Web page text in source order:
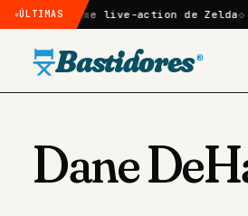
ÚLTIMAS
no filme live-action de Zelda
Bastidores ®
Dane